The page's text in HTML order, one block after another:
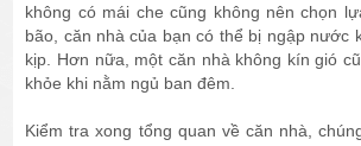
không có mái che cũng không nên chọn
bão, căn nhà của bạn có thể bị ngập nước
kịp. Hơn nữa, một căn nhà không kín gió
khỏe khi nằm ngủ ban đêm.
Kiểm tra xong tổng quan về căn nhà,